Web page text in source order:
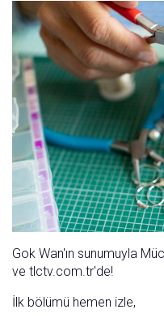
Gok Wan'ın sunumuyla
ve tlctv.com.tr'de!
İlk bölümü hemen izle,